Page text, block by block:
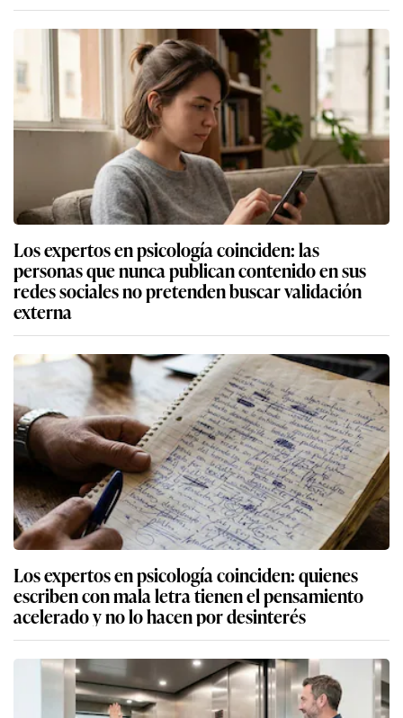
Los expertos en psicología coinciden: las
personas que nunca publican contenido en sus
redes sociales no pretenden buscar validación
externa
Los expertos en psicología coinciden: quienes
escriben con mala letra tienen el pensamiento
acelerado y no lo hacen por desinterés